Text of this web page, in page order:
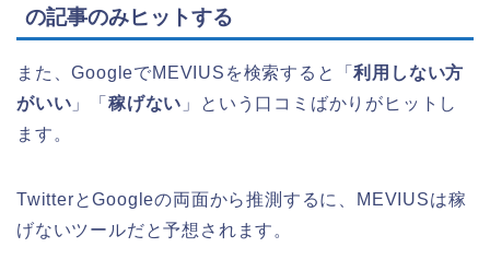
の記事のみヒットする
また、GoogleでMEVIUSを検索すると「利用しない方
がいい 」「稼げない 」という口コミばかりがヒットし
ます。
TwitterとGoogleの両面から推測するに、MEVIUSは稼
げないツールだと予想されます。